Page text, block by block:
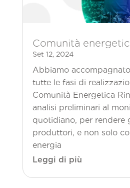
Comunità
Set 12, 2024
Abbiamo
tutte le fasi di
Comunità Energetica
analisi preliminari al
quotidiano, per rendere
produttori, e non solo
energia
Leggi di più